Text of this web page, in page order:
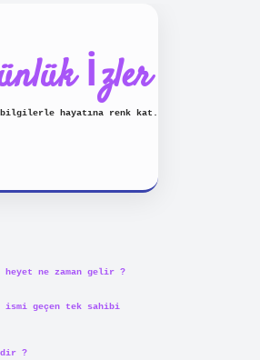
İzler
bilgilerle hayatına renk kat.
heyet ne zaman gelir ?
ismi geçen tek sahibi
?